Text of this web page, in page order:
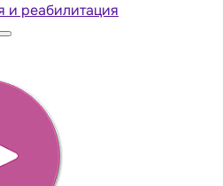
и реабилитация